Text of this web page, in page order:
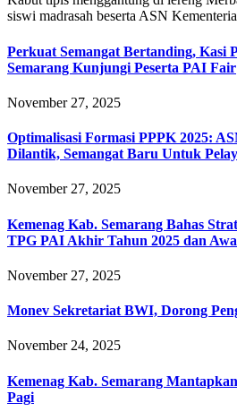
siswi madrasah beserta ASN
Perkuat Semangat Bertanding, Kasi
Semarang Kunjungi Peserta PAI Fair
November 27, 2025
Optimalisasi Formasi PPPK 2025:
Dilantik, Semangat Baru Untuk
November 27, 2025
Kemenag Kab. Semarang Bahas
TPG PAI Akhir Tahun 2025 dan
November 27, 2025
Monev Sekretariat BWI, Dorong
November 24, 2025
Kemenag Kab. Semarang
Pagi